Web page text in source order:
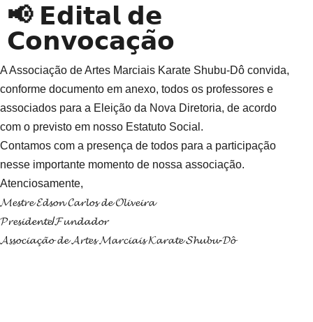
📢 𝗘𝗱𝗶𝘁𝗮𝗹 𝗱𝗲
𝗖𝗼𝗻𝘃𝗼𝗰𝗮𝗰̧𝗮̃𝗼
A Associação de Artes Marciais Karate Shubu-Dô convida,
conforme documento em anexo, todos os professores e
associados para a Eleição da Nova Diretoria, de acordo
com o previsto em nosso Estatuto Social.
Contamos com a presença de todos para a participação
nesse importante momento de nossa associação.
Atenciosamente,
𝓜𝓮𝓼𝓽𝓻𝓮 𝓔𝓭𝓼𝓸𝓷 𝓒𝓪𝓻𝓵𝓸𝓼 𝓭𝓮 𝓞𝓵𝓲𝓿𝓮𝓲𝓻𝓪
𝓟𝓻𝓮𝓼𝓲𝓭𝓮𝓷𝓽𝓮/𝓕𝓾𝓷𝓭𝓪𝓭𝓸𝓻
𝓐𝓼𝓼𝓸𝓬𝓲𝓪𝓬̧𝓪̃𝓸 𝓭𝓮 𝓐𝓻𝓽𝓮𝓼 𝓜𝓪𝓻𝓬𝓲𝓪𝓲𝓼 𝓚𝓪𝓻𝓪𝓽𝓮 𝓢𝓱𝓾𝓫𝓾-𝓓𝓸̂